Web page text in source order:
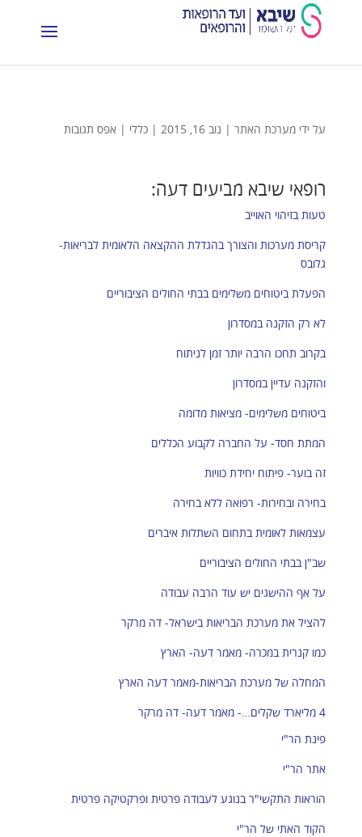
על ידי מערכת האתר| נוב 16, 2015 | כללי | אפס תגובות
רופאי שיבא מביעים דעה:
טעות בזיהוי האוייב
קריסת מערכות והצורך בהגדלת ההקצאה הלאומית לבריאות-
גלובס
הפעלת ביטוחים משלימים בבתי החולים הציבוריים
לא רק הזקנה במסדרון
בקרוב תחכו הרבה יותר זמן לניתוח
והזקנה עדיין במסדרון
ביטוחים משלימים- מציאות מדומה
המתת חסד- על החברה לקבוע הכללים
זה בוער- פיתוח יחידת כוויות
בחירה ובחירות- רפואה ללא בחירה
עצמאות לאומית בתחום השתלות איברים
שב"ן בבתי החולים הציבוריים
על אף ההישגים יש עוד הרבה עבודה
להציל את מערכת הבריאות בישראל- דה מרקר
כמו קנרית במכרה- מאמר דעה- הארץ
המחלה של מערכת הבריאות-מאמר דעה הארץ
4 מליארד שקלים…- מאמר דעה- דה מרקר
פינת הר"י
אתר הר"י
הוראות התקשי"ר בנוגע לעבודה פרטית ופרקטיקה פרטית
הקוד האתי של הר"י